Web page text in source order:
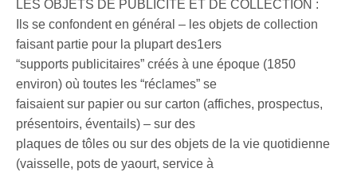
LES OBJETS DE PUBLICITE ET DE COLLECTION :
Ils se confondent en général – les objets de collection
faisant partie pour la plupart des1ers
“supports publicitaires” créés à une époque (1850
environ) où toutes les “réclames” se
faisaient sur papier ou sur carton (affiches, prospectus,
présentoirs, éventails) – sur des
plaques de tôles ou sur des objets de la vie quotidienne
(vaisselle, pots de yaourt, service à